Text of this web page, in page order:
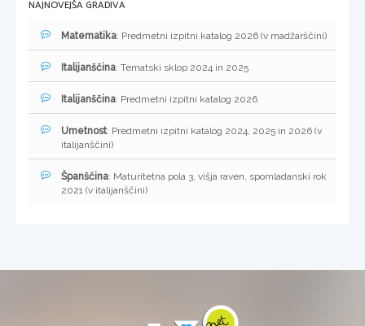
NAJNOVEJŠA GRADIVA
Matematika: Predmetni izpitni katalog 2026 (v madžarščini)
Italijanščina: Tematski sklop 2024 in 2025
Italijanščina: Predmetni izpitni katalog 2026
Umetnost: Predmetni izpitni katalog 2024, 2025 in 2026 (v
italijanščini)
Španščina: Maturitetna pola 3, višja raven, spomladanski rok
2021 (v italijanščini)